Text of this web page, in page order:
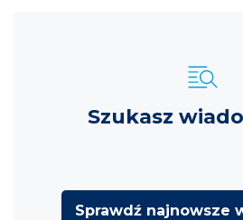
Szukasz
Sprawdź najnowsze